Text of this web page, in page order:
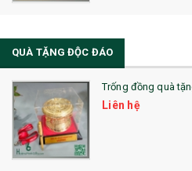
QUÀ TẶNG ĐỘC ĐÁO
Trống đồng quà
Liên hệ